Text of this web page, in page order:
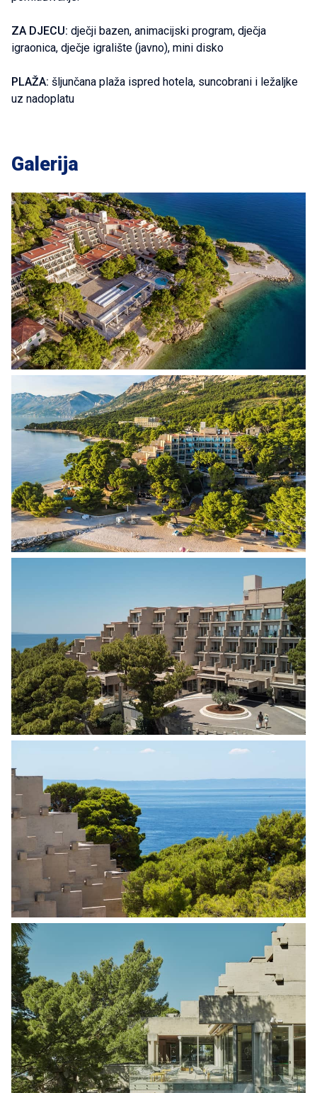
ZA DJECU: dječji bazen, animacijski program, dječja
igraonica, dječje igralište (javno), mini disko
PLAŽA: šljunčana plaža ispred hotela, suncobrani i ležaljke
uz nadoplatu
Galerija